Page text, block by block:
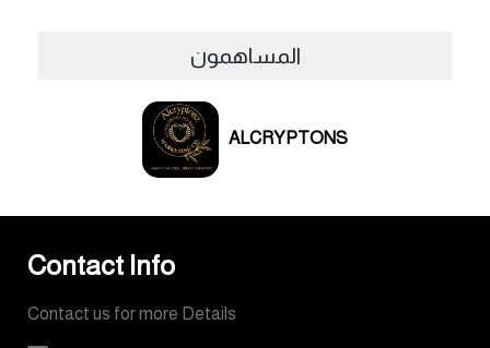
المساهمون
ALCRYPTONS
Contact Info
Contact us for more Details